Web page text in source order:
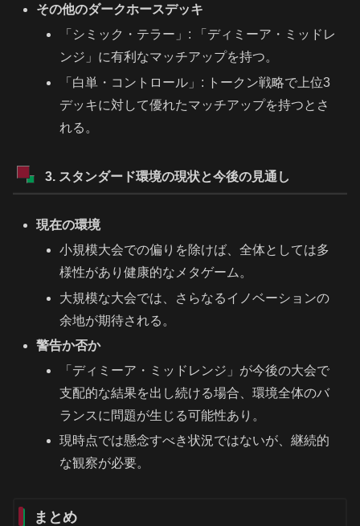
その他のダークホースデッキ
「シミック・テラー」: 「ディミーア・ミッドレ
ンジ」に有利なマッチアップを持つ。
「白単・コントロール」: トークン戦略で上位3
デッキに対して優れたマッチアップを持つとさ
れる。
3. スタンダード環境の現状と今後の見通し
現在の環境
小規模大会での偏りを除けば、全体としては多
様性があり健康的なメタゲーム。
大規模な大会では、さらなるイノベーションの
余地が期待される。
警告か否か
「ディミーア・ミッドレンジ」が今後の大会で
支配的な結果を出し続ける場合、環境全体のバ
ランスに問題が生じる可能性あり。
現時点では懸念すべき状況ではないが、継続的
な観察が必要。
まとめ